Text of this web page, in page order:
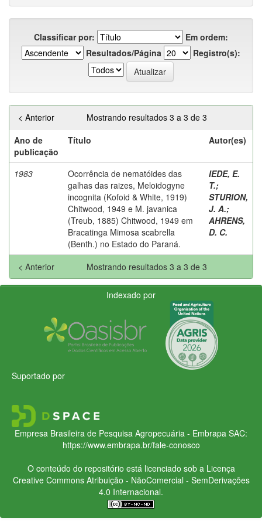
Classificar por:
Em ordem:
Resultados/Página
Registro(s):
Mostrando resultados 3 a 3 de 3
< Anterior
Ano de
publicação
Título Autor(es)
1983
Ocorrência de nematóides das
galhas das raizes, Meloidogyne
incognita (Kofoid & White, 1919)
Chitwood, 1949 e M. javanica
(Treub, 1885) Chitwood, 1949 em
Bracatinga Mimosa scabrella
(Benth.) no Estado do Paraná.
IEDE, E.
T.;
STURION,
J. A.;
AHRENS,
D. C.
Mostrando resultados 3 a 3 de 3
< Anterior
Indexado por
Suportado por
Empresa Brasileira de Pesquisa Agropecuária - Embrapa SAC:
https://www.embrapa.br/fale-conosco
O conteúdo do repositório está licenciado sob a Licença
Creative CommonsAtribuição - NãoComercial - SemDerivações
4.0 Internacional.